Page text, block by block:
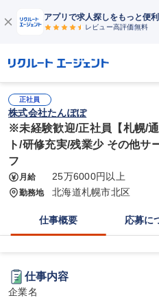
アプリで求人探しをもっと便利
レビュー高評価無料
正社員
株式会社たんぽぽ
※未経験歓迎/正社員【札幌/
ト/研修充実/残業少 その他サ
フ
月給 25万6000円以上
勤務地 北海道札幌市北区
仕事概要 応募に
仕事内容
企業名